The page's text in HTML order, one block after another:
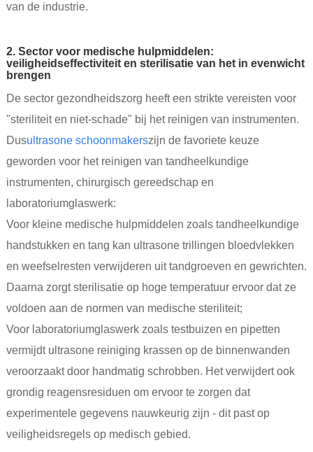
van de industrie.
2. Sector voor medische hulpmiddelen:
veiligheidseffectiviteit en sterilisatie van het in evenwicht
brengen
De sector gezondheidszorg heeft een strikte vereisten voor
"steriliteit en niet-schade" bij het reinigen van instrumenten.
Dusultrasone schoonmakerszijn de favoriete keuze
geworden voor het reinigen van tandheelkundige
instrumenten, chirurgisch gereedschap en
laboratoriumglaswerk:
Voor kleine medische hulpmiddelen zoals tandheelkundige
handstukken en tang kan ultrasone trillingen bloedvlekken
en weefselresten verwijderen uit tandgroeven en gewrichten.
Daarna zorgt sterilisatie op hoge temperatuur ervoor dat ze
voldoen aan de normen van medische steriliteit;
Voor laboratoriumglaswerk zoals testbuizen en pipetten
vermijdt ultrasone reiniging krassen op de binnenwanden
veroorzaakt door handmatig schrobben. Het verwijdert ook
grondig reagensresiduen om ervoor te zorgen dat
experimentele gegevens nauwkeurig zijn - dit past op
veiligheidsregels op medisch gebied.